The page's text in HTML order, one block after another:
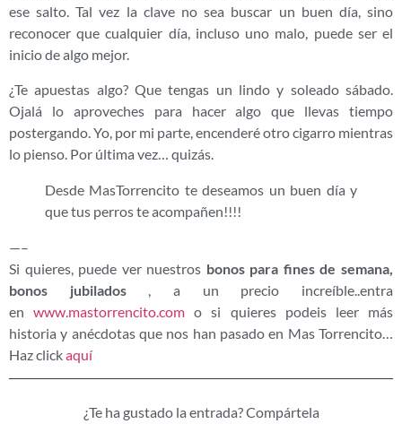
ese salto. Tal vez la clave no sea buscar un buen día, sino
reconocer que cualquier día, incluso uno malo, puede ser el
inicio de algo mejor.
¿Te apuestas algo? Que tengas un lindo y soleado sábado.
Ojalá lo aproveches para hacer algo que llevas tiempo
postergando. Yo, por mi parte, encenderé otro cigarro mientras
lo pienso. Por última vez… quizás.
Desde MasTorrencito te deseamos un buen día y
que tus perros te acompañen!!!!
—–
Si quieres, puede ver nuestros bonos para fines de semana,
bonos jubilados, a un precio increíble..entra
enwww.mastorrencito.com o si quieres podeis leer más
historia y anécdotas que nos han pasado en Mas Torrencito…
Haz clickaquí
¿Te ha gustado la entrada? Compártela